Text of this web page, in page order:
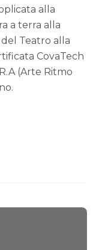
alla
a terra alla
Teatro alla
CovaTech
(Arte Ritmo